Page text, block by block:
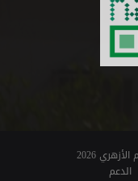
2026
الدعم